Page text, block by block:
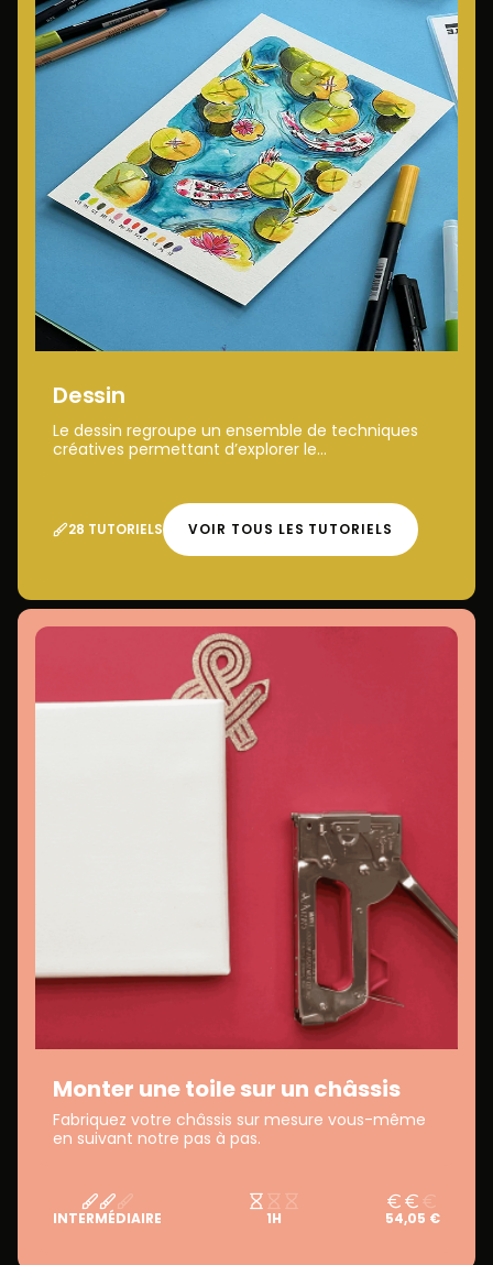
Dessin
Le dessin regroupe un ensemble de techniques
créatives permettant d’explorer le...
28 TUTORIELS VOIR TOUS LES TUTORIELS
Monter une toile sur un châssis
Fabriquez votre châssis sur mesure vous-même
en suivant notre pas à pas.
INTERMÉDIAIRE 1H 54,05 €